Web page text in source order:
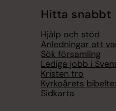
Hitta snabbt
Hjälp och stöd
Anledningar att
Sök församling
Lediga jobb i
Kristen tro
Kyrkoårets
Sidkarta